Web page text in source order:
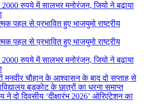
रुपये में सालभर मनोरंजन, जियो ने बढ़ाया
पहल से प्रभावित हुए भाजयुमो राष्ट्रीय
पहल से प्रभावित हुए भाजयुमो राष्ट्रीय
रुपये में सालभर मनोरंजन, जियो ने बढ़ाया
मनवीर चौहान के आश्वासन के बाद दो सप्ताह से
बड़कोट के छात्रों का धरना समाप्त
ने दो दिवसीय ‘दीक्षारंभ 2026’ ओरिएंटेशन का